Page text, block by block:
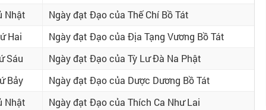
Nhật
Ngày đạt Đạo của Thế Chí Bồ Tát
Hai
Ngày đạt Đạo của Địa Tạng Vương Bồ Tát
Sáu
Ngày đạt Đạo của Tỳ Lư Đà Na Phật
Bảy
Ngày đạt Đạo của Dược Dương Bồ Tát
Nhật
Ngày đạt Đạo của Thích Ca Như Lai